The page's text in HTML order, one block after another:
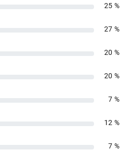
25 %
27 %
20 %
20 %
7 %
12 %
7 %